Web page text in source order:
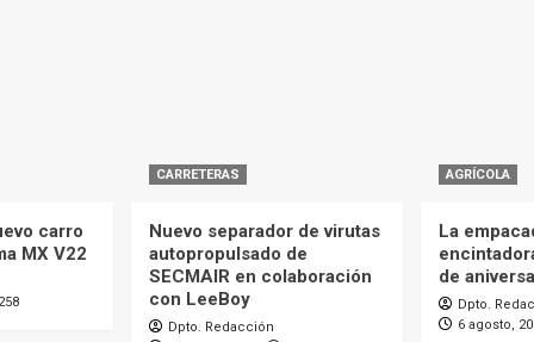
carro
MX V22
CARRETERAS
Nuevo separador de virutas
autopropulsado de
SECMAIR en colaboración
con LeeBoy
Dpto. Redacción
AGRÍCOLA
La
de
Dpto.
6 agosto,